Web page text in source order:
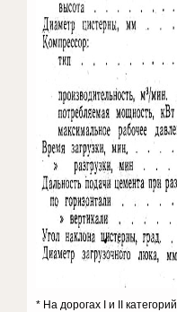
* На дорогах I и II категорий